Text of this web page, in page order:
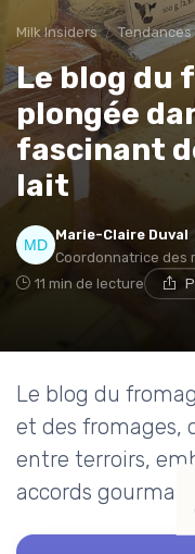
Milk Insiders Tendances dans
Le blog du
plongée
fascinant
lait
Marie-Claire Duval
Coordonnatrice des
11 min de lecture
Le blog du
et des fromages,
entre terroirs,
accords